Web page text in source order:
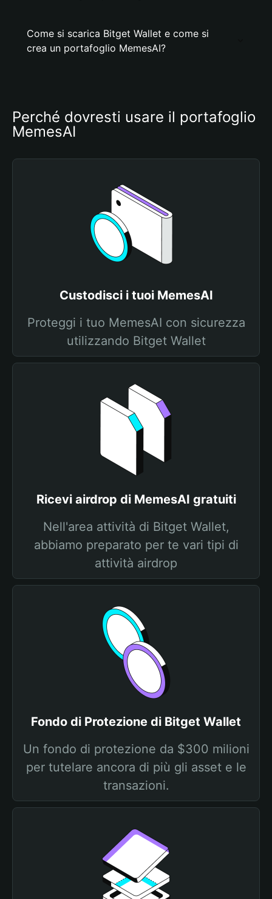
Come si scarica Bitget Wallet e come si
crea un portafoglio MemesAI?
Perché dovresti usare il portafoglio
MemesAI
Custodisci i tuoi MemesAI
Proteggi i tuo MemesAI con sicurezza
utilizzando Bitget Wallet
Ricevi airdrop di MemesAI gratuiti
Nell'area attività di Bitget Wallet,
abbiamo preparato per te vari tipi di
attività airdrop
Fondo di Protezione di Bitget Wallet
Un fondo di protezione da $300 milioni
per tutelare ancora di più gli asset e le
transazioni.